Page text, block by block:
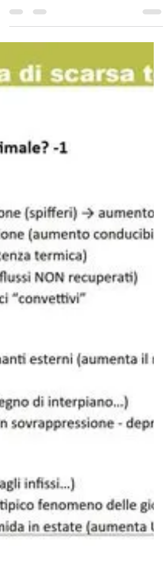
aumenti dei consumi degli...